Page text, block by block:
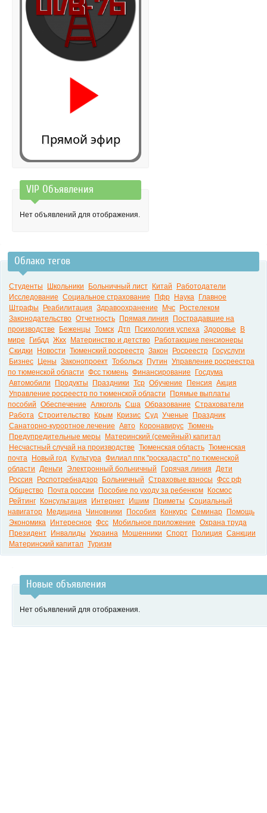
0:00
Прямой эфир
VIP Объявления
Нет объявлений для отображения.
Облако тегов
Студенты Школьники Больничный лист Китай
Работодатели
Исследование Социальное страхование Пфр Наука
Главное
Штрафы
Реабилитация Здравоохранение Мчс
Ростелеком
Законодательство Отчетность Прямая линия
Пострадавшие на
производстве
Беженцы Томск Дтп Психология успеха Здоровье
В
мире
Гибдд Жкх Материнство и детство
Работающие пенсионеры
Скидки
Новости Тюменский росреестр Закон Росреестр
Госуслуги
Бизнес
Цены Законопроект Тобольск Путин Управление росреестра
по тюменской области Фсс тюмень Финансирование
Госдума
Автомобили
Продукты Праздники Тср Обучение Пенсия Акция
Управление росреестр по тюменской области
Прямые выплаты
пособий Обеспечение Алкоголь Сша Образование Страхователи
Работа Строительство Крым Кризис Суд Ученые
Праздник
Санаторно-курортное лечение Авто Коронавирус Тюмень
Предупредительные меры
Материнский (семейный) капитал
Несчастный случай на производстве Тюменская область Тюменская
почта
Новый год Культура Филиал ппк "роскадастр" по тюменской
области Деньги Электронный больничный Горячая линия Дети
Россия
Роспотребнадзор Больничный Страховые взносы Фсс рф
Общество
Почта россии Пособие по уходу за ребенком
Космос
Рейтинг
Консультация Интернет Ишим Приметы Социальный
навигатор
Медицина Чиновники Пособия Конкурс Семинар
Помощь
Экономика
Интересное Фсс Мобильное приложение Охрана труда
Президент
Инвалиды Украина Мошенники Спорт Полиция Санкции
Материнский капитал Туризм
Новые объявления
Нет объявлений для отображения.